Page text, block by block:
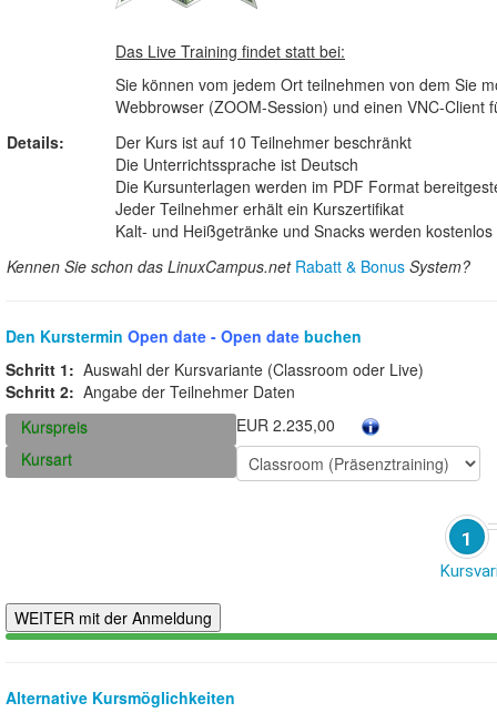
Das Live Training findet statt bei:
Sie können vom jedem Ort teilnehmen von dem Sie
Webbrowser (ZOOM-Session) und einen VNC-Client
Details:
Der Kurs ist auf 10 Teilnehmer beschränkt
Die Unterrichtssprache ist Deutsch
Die Kursunterlagen werden im PDF Format
Jeder Teilnehmer erhält ein Kurszertifikat
Kalt- und Heißgetränke und Snacks werden
Kennen Sie schon das LinuxCampus.net Rabatt & Bonus System?
Den Kurstermin Open date - Open date buchen
Schritt 1: Auswahl der Kursvariante (Classroom oder Live)
Schritt 2: Angabe der Teilnehmer Daten
Kurspreis
EUR 2.235,00
Kursart
1
Alternative Kursmöglichkeiten